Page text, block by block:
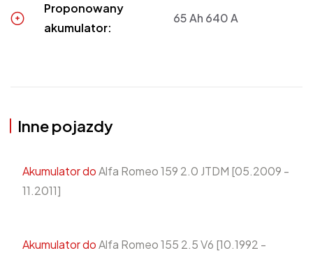
Proponowany
akumulator:
65 Ah 640 A
Inne pojazdy
Akumulator doAlfa Romeo 159 2.0 JTDM [05.2009 -
11.2011]
Akumulator doAlfa Romeo 155 2.5 V6 [10.1992 -